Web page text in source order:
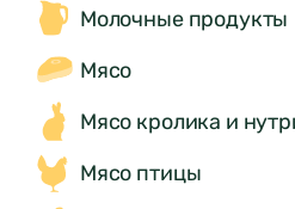
Молочные продукты
Мясо
Мясо кролика и
Мясо птицы